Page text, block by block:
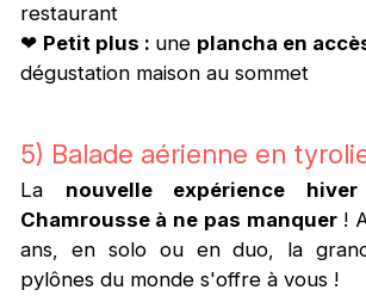
restaurant
❤ Petit plus : une plancha en
dégustation maison au sommet
5) Balade aérienne en
La nouvelle expérience hiver
Chamrousse à ne pas manquer!
ans, en solo ou en duo, la
pylônes du monde s'offre à vous !